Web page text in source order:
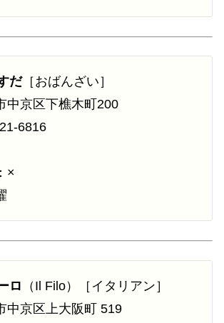
だ［おばんざい］
中京区下樵木町200
6816
×
ロ （Il Filo）［イタリアン］
中京区上大阪町 519